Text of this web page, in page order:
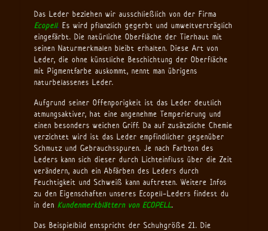
Das Leder beziehen wir ausschließlich von der Firma
Ecopell. Es wird pflanzlich gegerbt und umweltverträglich
eingefärbt. Die natürliche Oberfläche der Tierhaut mit
seinen Naturmerkmalen bleibt erhalten. Diese Art von
Leder, die ohne künstliche Beschichtung der Oberfläche
mit Pigmentfarbe auskommt, nennt man übrigens
naturbelassenes Leder.
Aufgrund seiner Offenporigkeit ist das Leder deutlich
atmungsaktiver, hat eine angenehme Temperierung und
einen besonders weichen Griff. Da auf zusätzliche Chemie
verzichtet wird ist das Leder empfindlicher gegenüber
Schmutz und Gebrauchsspuren. Je nach Farbton des
Leders kann sich dieser durch Lichteinfluss über die Zeit
verändern, auch ein Abfärben des Leders durch
Feuchtigkeit und Schweiß kann auftreten. Weitere Infos
zu den Eigenschaften unseres Ecopell-Leders findest du
in denKundenmerkblättern von ECOPELL.
Das Beispielbild entspricht der Schuhgröße 21. Die